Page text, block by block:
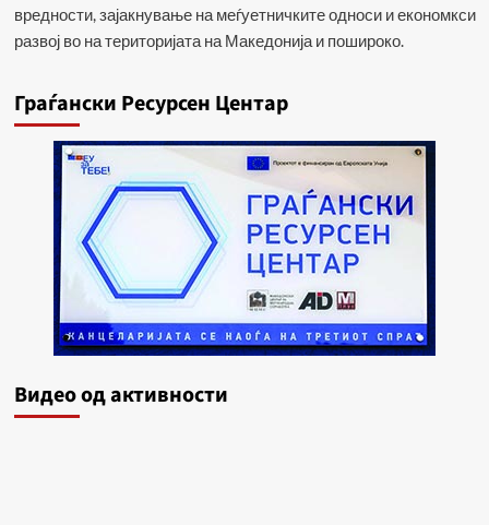
вредности, зајакнување на меѓуетничките односи и економкси
развој во на територијата на Македонија и пошироко.
Граѓански Ресурсен Центар
Видеo од активности